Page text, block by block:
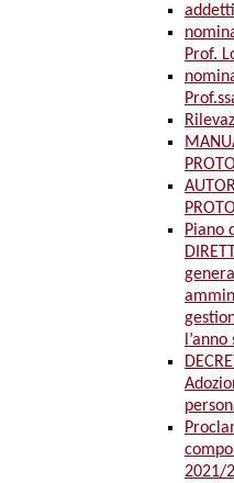
Prof.
Piano
2021/